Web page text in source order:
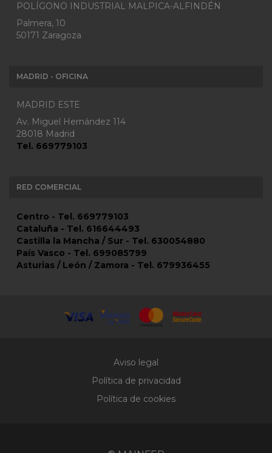
POLÍGONO INDUSTRIAL MALPICA-ALFINDÉN
Palmera, 10
50171 Zaragoza
MADRID - OFICINA
MADRID ESTE
Av. Miguel Hernández 114
28018 Madrid
Tel. 669779103
RED COMERCIAL
Centro - Tel. 669779103
Cataluña - Tel. 616644493
Castilla la Mancha / Sur - Tel. 630054880
País Vasco - Tel. 699085799
Asturias / León / Zamora - Tel. 679936455
Aviso legal
Política de privacidad
Política de cookies